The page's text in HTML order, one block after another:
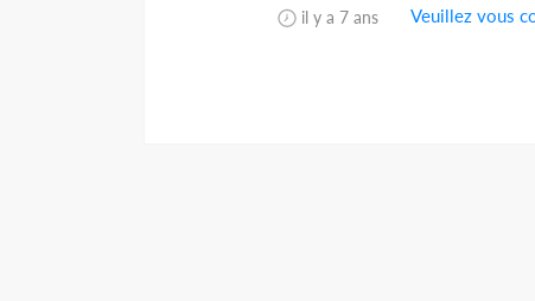
il y a 7 ans Veuillez vous